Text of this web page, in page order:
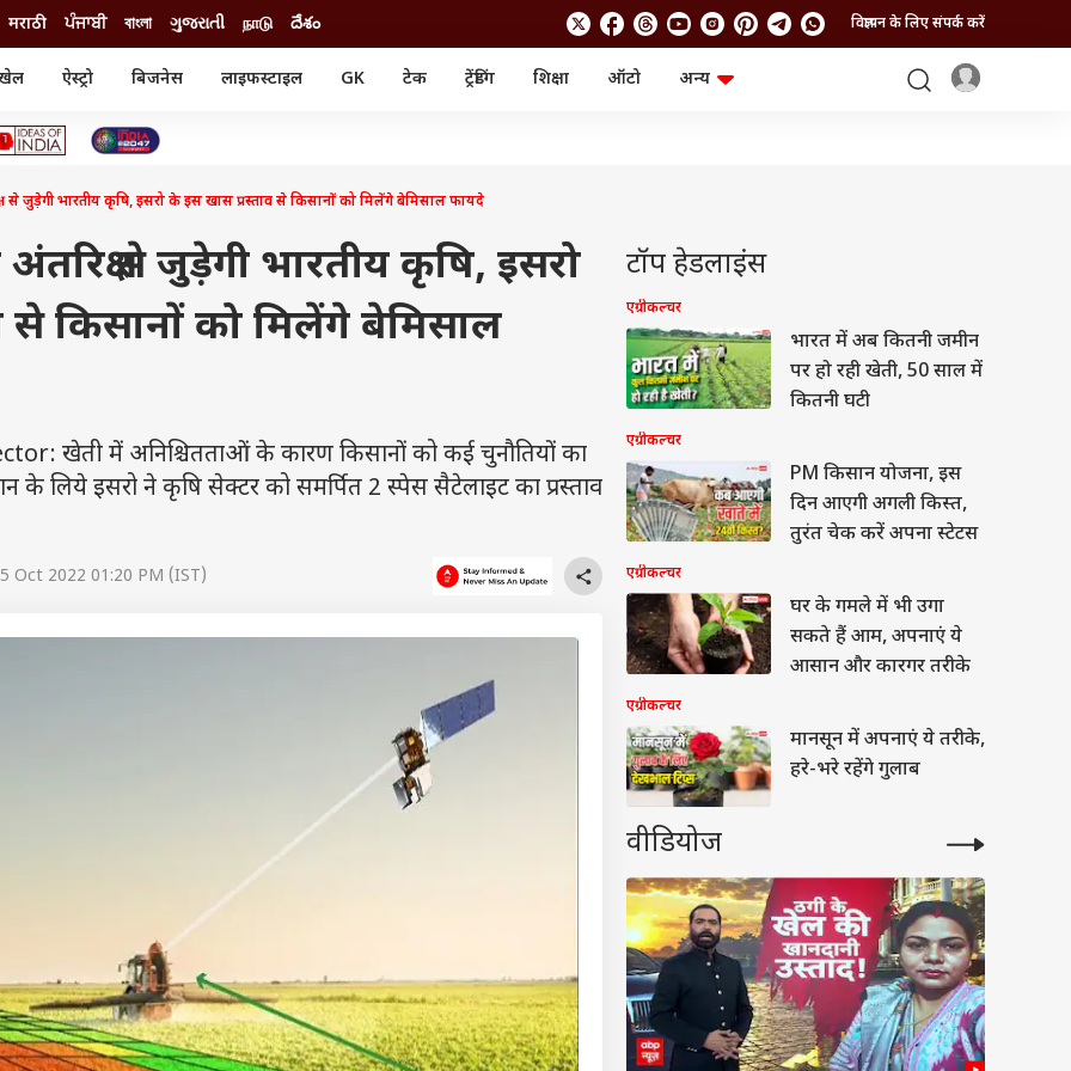
मराठी ਪੰਜਾਬੀ বাংলা ગુજરાતી நாடு దేశం विज्ञापन के लिए संपर्क करें
ऐस्ट्रो बिजनेस लाइफस्टाइल GK टेक ट्रेंडिंग शिक्षा ऑटो
अन्य
सिनेमा
आईपीओ
मोबाइल
चैटजीपीटी
गैजेट
वेब स्टोरीज
यूटिलिटी न्यूज़
वीडियो
से जुड़ेगी भारतीय कृषि, इसरो के इस खास प्रस्ताव से किसानों को मिलेंगे बेमिसाल फायदे
से जुड़ेगी भारतीय कृषि, इसरो
से किसानों को मिलेंगे बेमिसाल
खेती में अनिश्चितताओं के कारण किसानों को कई चुनौतियों का
के लिये इसरो ने कृषि सेक्टर को समर्पित 2 स्पेस सैटेलाइट का प्रस्ताव
Oct 2022 01:20 PM (IST)
टॉप हेडलाइंस
एग्रीकल्चर
भारत में अब कितनी जमीन
पर हो रही खेती, 50 साल में
कितनी घटी
एग्रीकल्चर
PM किसान योजना, इस
दिन आएगी अगली किस्त,
तुरंत चेक करें अपना स्टेटस
एग्रीकल्चर
घर के गमले में भी उगा
सकते हैं आम, अपनाएं ये
आसान और कारगर तरीके
एग्रीकल्चर
मानसून में अपनाएं ये तरीके,
हरे-भरे रहेंगे गुलाब
वीडियोज
आर्टिकल्स टॉप रील्स